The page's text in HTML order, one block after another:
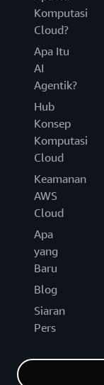
Komputasi
Cloud?
Apa Itu
AI
Agentik?
Hub
Konsep
Komputasi
Cloud
Keamanan
AWS
Cloud
Apa
yang
Baru
Blog
Siaran
Pers